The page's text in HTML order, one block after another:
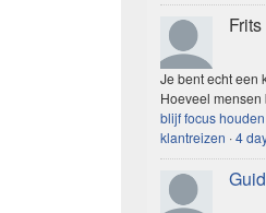
Frits
Je bent echt een
Hoeveel
blijf focus
klantreizen ·4